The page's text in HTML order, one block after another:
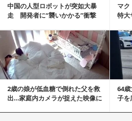
中国の人型ロボットが突如大暴
走 開発者に“襲いかかる”衝撃
マク
特大
2歳の娘が低血糖で倒れた父を救
出…家庭内カメラが捉えた映像に
64
子を
記事を読む